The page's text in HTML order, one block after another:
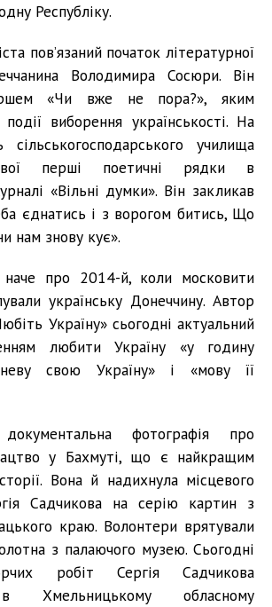
Республіку.
пов’язаний початок літературної
Володимира Сосюри. Він
«Чи вже не пора?», яким
виборення українськості. На
училища
перші поетичні рядки в
«Вільні думки». Він закликав
єднатись і з ворогом битись, Що
нам знову кує».
про 2014-й, коли московити
українську Донеччину. Автор
Україну» сьогодні актуальний
любити Україну «у годину
свою Україну» і «мову її
документальна фотографія про
у Бахмуті, що є найкращим
Вона й надихнула місцевого
Садчикова на серію картин з
краю. Волонтери врятували
з палаючого музею. Сьогодні
робіт Сергія Садчикова
Хмельницькому обласному